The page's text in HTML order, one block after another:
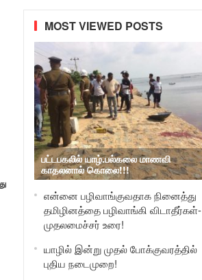
MOST VIEWED POSTS
பட்டபகலில் யாழ்.பல்கலை மாணவி
காதலனால் கொலை!!!
என்னை பழிவாங்குவதாக நினைத்து
தமிழினத்தை பழிவாங்கி விடாதீர்கள்-
முதலமைச்சர் உரை!
யாழில் இன்று முதல் போக்குவரத்தில்
புதிய நடைமுறை!